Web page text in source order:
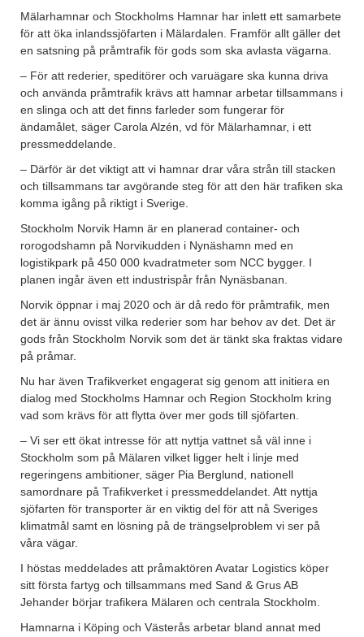
Mälarhamnar och Stockholms Hamnar har inlett ett samarbete
för att öka inlandssjöfarten i Mälardalen. Framför allt gäller det
en satsning på pråmtrafik för gods som ska avlasta vägarna.
– För att rederier, speditörer och varuägare ska kunna driva
och använda pråmtrafik krävs att hamnar arbetar tillsammans i
en slinga och att det finns farleder som fungerar för
ändamålet, säger Carola Alzén, vd för Mälarhamnar, i ett
pressmeddelande.
– Därför är det viktigt att vi hamnar drar våra strån till stacken
och tillsammans tar avgörande steg för att den här trafiken ska
komma igång på riktigt i Sverige.
Stockholm Norvik Hamn är en planerad container- och
rorogodshamn på Norvikudden i Nynäshamn med en
logistikpark på 450 000 kvadratmeter som NCC bygger. I
planen ingår även ett industrispår från Nynäsbanan.
Norvik öppnar i maj 2020 och är då redo för pråmtrafik, men
det är ännu ovisst vilka rederier som har behov av det. Det är
gods från Stockholm Norvik som det är tänkt ska fraktas vidare
på pråmar.
Nu har även Trafikverket engagerat sig genom att initiera en
dialog med Stockholms Hamnar och Region Stockholm kring
vad som krävs för att flytta över mer gods till sjöfarten.
– Vi ser ett ökat intresse för att nyttja vattnet så väl inne i
Stockholm som på Mälaren vilket ligger helt i linje med
regeringens ambitioner, säger Pia Berglund, nationell
samordnare på Trafikverket i pressmeddelandet. Att nyttja
sjöfarten för transporter är en viktig del för att nå Sveriges
klimatmål samt en lösning på de trängselproblem vi ser på
våra vägar.
I höstas meddelades att pråmaktören Avatar Logistics köper
sitt första fartyg och tillsammans med Sand & Grus AB
Jehander börjar trafikera Mälaren och centrala Stockholm.
Hamnarna i Köping och Västerås arbetar bland annat med